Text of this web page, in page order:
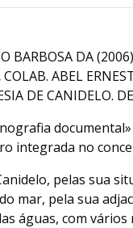
BARBOSA DA (2006)
COLAB. ABEL
DE CANIDELO.
integrada no
pelas sua
mar, pela sua
águas, com